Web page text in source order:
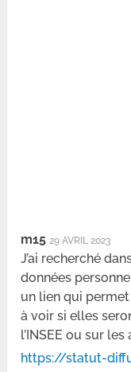
m15 29 AVRIL 2023
J’ai recherché
données
un lien qui
à voir si elles
l’INSEE ou sur
https://statut-